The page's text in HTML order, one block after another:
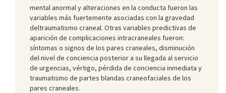
mental anormal y alteraciones en la conducta fueron las
variables más fuertemente asociadas con la gravedad
deltraumatismo craneal. Otras variables predictivas de
aparición de complicaciones intracraneales fueron:
síntomas o signos de los pares craneales, disminución
del nivel de conciencia posterior a su llegada al servicio
de urgencias, vértigo, pérdida de conciencia inmediata y
traumatismo de partes blandas craneofaciales de los
pares craneales.